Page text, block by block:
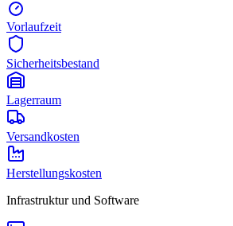
Vorlaufzeit
Sicherheitsbestand
Lagerraum
Versandkosten
Herstellungskosten
Infrastruktur und Software